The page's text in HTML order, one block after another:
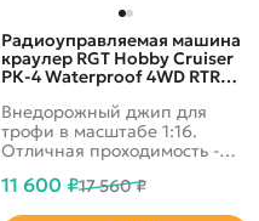
Радиоуправляемая машина
краулер RGT Hobby Cruiser
РК-4 Waterproof 4WD RTR
136161DF|R62111
Внедорожный джип для
трофи в масштабе 1:16.
Отличная проходимость -
сверхмягкие шины с
11 600 ₽17 560 ₽